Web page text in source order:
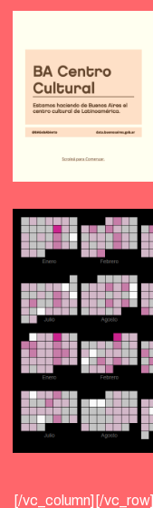
[/vc_column][/vc_row]